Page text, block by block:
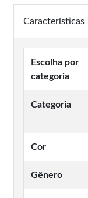
Características
Escolha por
categoria
Categoria
Cor
Gênero